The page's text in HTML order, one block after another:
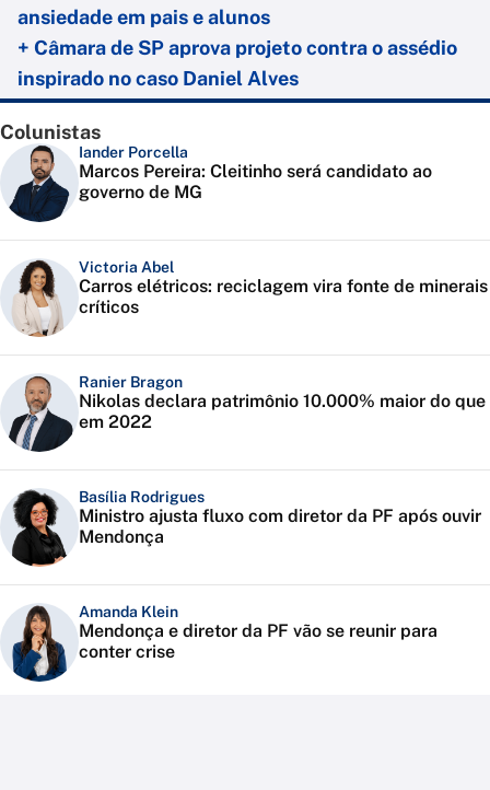
ansiedade em pais e alunos
+ Câmara de SP aprova projeto contra o assédio
inspirado no caso Daniel Alves
Colunistas
Iander Porcella
Marcos Pereira: Cleitinho será candidato ao
governo de MG
Victoria Abel
Carros elétricos: reciclagem vira fonte de minerais
críticos
Ranier Bragon
Nikolas declara patrimônio 10.000% maior do que
em 2022
Basília Rodrigues
Ministro ajusta fluxo com diretor da PF após ouvir
Mendonça
Amanda Klein
Mendonça e diretor da PF vão se reunir para
conter crise